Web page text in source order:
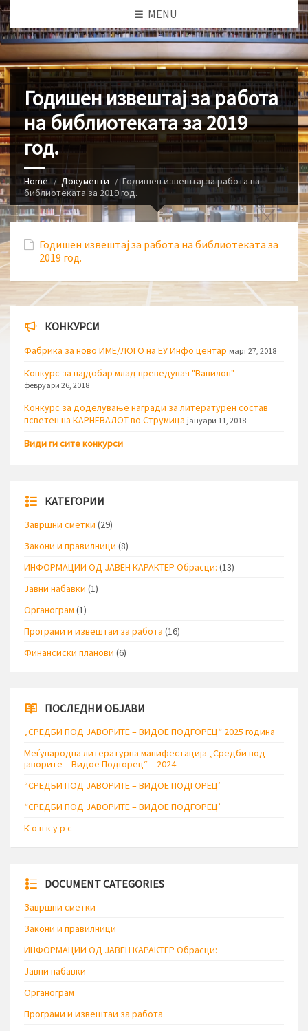
MENU
Годишен извештај за работа
на библиотеката за 2019
год.
Home Документи
Годишен извештај за работа на
библиотеката за 2019 год.
Годишен извештај за работа на библиотеката за
2019 год.
КОНКУРСИ
Фабрика за ново ИМЕ/ЛОГО на ЕУ Инфо центар март 27, 2018
Конкурс за најдобар млад преведувач "Вавилон"
февруари 26, 2018
Конкурс за доделување награди за литературен состав
псветен на КАРНЕВАЛОТ во Струмица јануари 11, 2018
Види ги сите конкурси
КАТЕГОРИИ
Завршни сметки (29)
Закони и правилници (8)
ИНФОРМАЦИИ ОД ЈАВЕН КАРАКТЕР Обрасци: (13)
Јавни набавки (1)
Органограм (1)
Програми и извештаи за работа (16)
Финансиски планови (6)
ПОСЛЕДНИ ОБЈАВИ
„СРЕДБИ ПОД ЈАВОРИТЕ – ВИДОЕ ПОДГОРЕЦ“ 2025 година
Меѓународна литературна манифестација „Средби под
јаворите – Видое Подгорец“ – 2024
“СРЕДБИ ПОД ЈАВОРИТЕ – ВИДОЕ ПОДГОРЕЦ’
“СРЕДБИ ПОД ЈАВОРИТЕ – ВИДОЕ ПОДГОРЕЦ’
К о н к у р с
DOCUMENT CATEGORIES
Завршни сметки
Закони и правилници
ИНФОРМАЦИИ ОД ЈАВЕН КАРАКТЕР Обрасци:
Јавни набавки
Органограм
Програми и извештаи за работа